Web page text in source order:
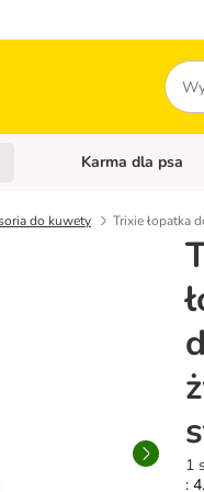
Szukaj
Karma dla kotaOtwórz menu
Karma dla psa
do kuwety Trixie łopatka
1
: